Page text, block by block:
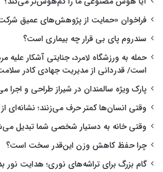
فراخوان «حمایت از پژوهش‌های عمیق
سندروم پای بی قرار چه بیماری است؟
حمله به ورزشگاه لامرد، جنایتی آشکار
است/ قدردانی از مدیریت جهادی کادر
پارک ویژه سالمندان در شیراز طراحی و اجرا
وقتی انسان‌ها کمتر حرف می‌زنند؛ نشانه‌ای
وقتی خانه به دستیار شخصی شما تبدیل
چرا حفظ کاهش وزن این‌قدر سخت است؟
گام بزرگ برای تراشه‌های نوری؛ هدایت نور